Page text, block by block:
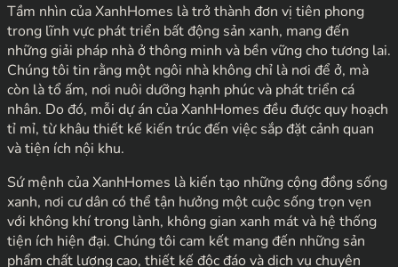
Tầm nhìn của XanhHomes là trở thành đơn vị tiên phong
trong lĩnh vực phát triển bất động sản xanh, mang đến
những giải pháp nhà ở thông minh và bền vững cho tương lai.
Chúng tôi tin rằng một ngôi nhà không chỉ là nơi để ở, mà
còn là tổ ấm, nơi nuôi dưỡng hạnh phúc và phát triển cá
nhân. Do đó, mỗi dự án của XanhHomes đều được quy hoạch
tỉ mỉ, từ khâu thiết kế kiến trúc đến việc sắp đặt cảnh quan
và tiện ích nội khu.
Sứ mệnh của XanhHomes là kiến tạo những cộng đồng sống
xanh, nơi cư dân có thể tận hưởng một cuộc sống trọn vẹn
với không khí trong lành, không gian xanh mát và hệ thống
tiện ích hiện đại. Chúng tôi cam kết mang đến những sản
phẩm chất lượng cao, thiết kế độc đáo và dịch vụ chuyên